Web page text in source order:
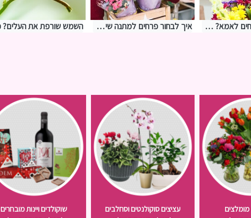
איפה להזמין פרחים לאמא? אצלנו בחנות שושי רגעים של פרחים איך לבחור פרחים למתנה שישרדו יותר זמן באגרטל?
מומלצים
עציצים סוקולנטים וסחלבים
שוקולדים ויינות מובחרים